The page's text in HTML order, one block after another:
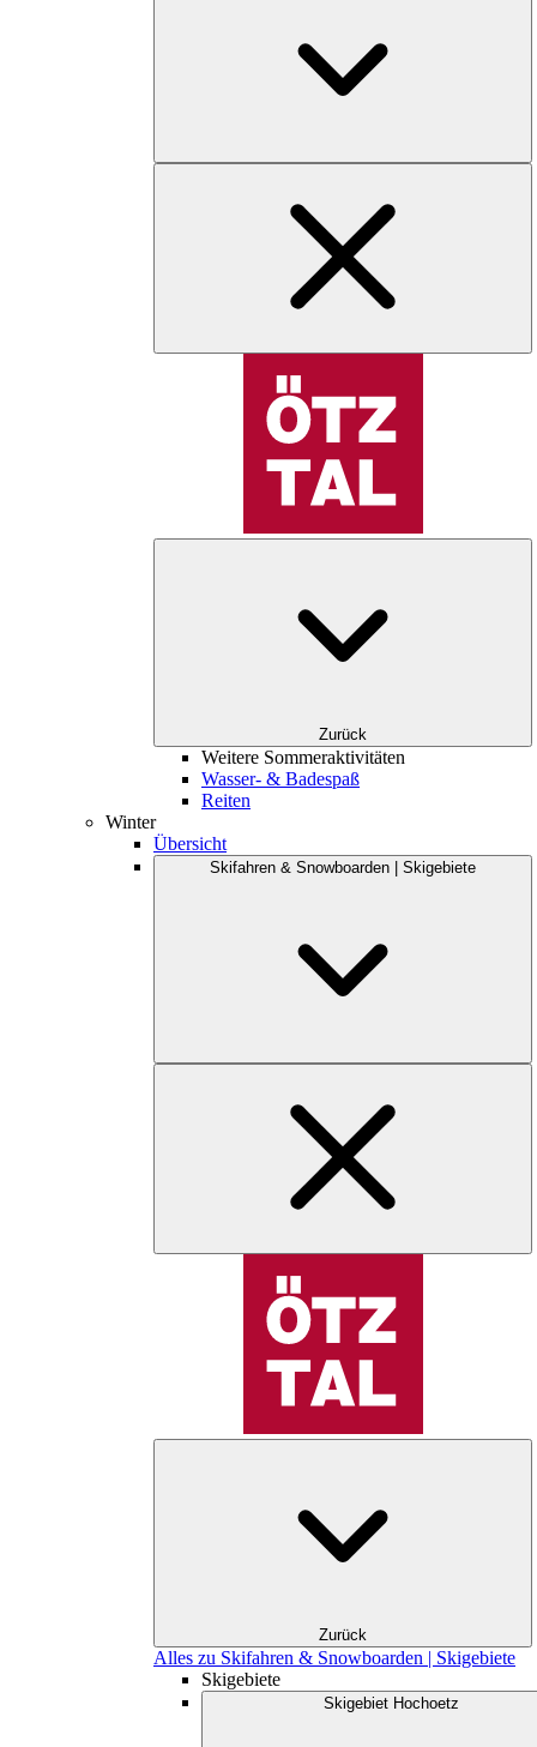
Zurück
Weitere Sommeraktivitäten
Wasser- & Badespaß
Reiten
Winter
Übersicht
Skifahren & Snowboarden | Skigebiete
Zurück
Alles zu Skifahren & Snowboarden | Skigebiete
Skigebiete
Skigebiet Hochoetz